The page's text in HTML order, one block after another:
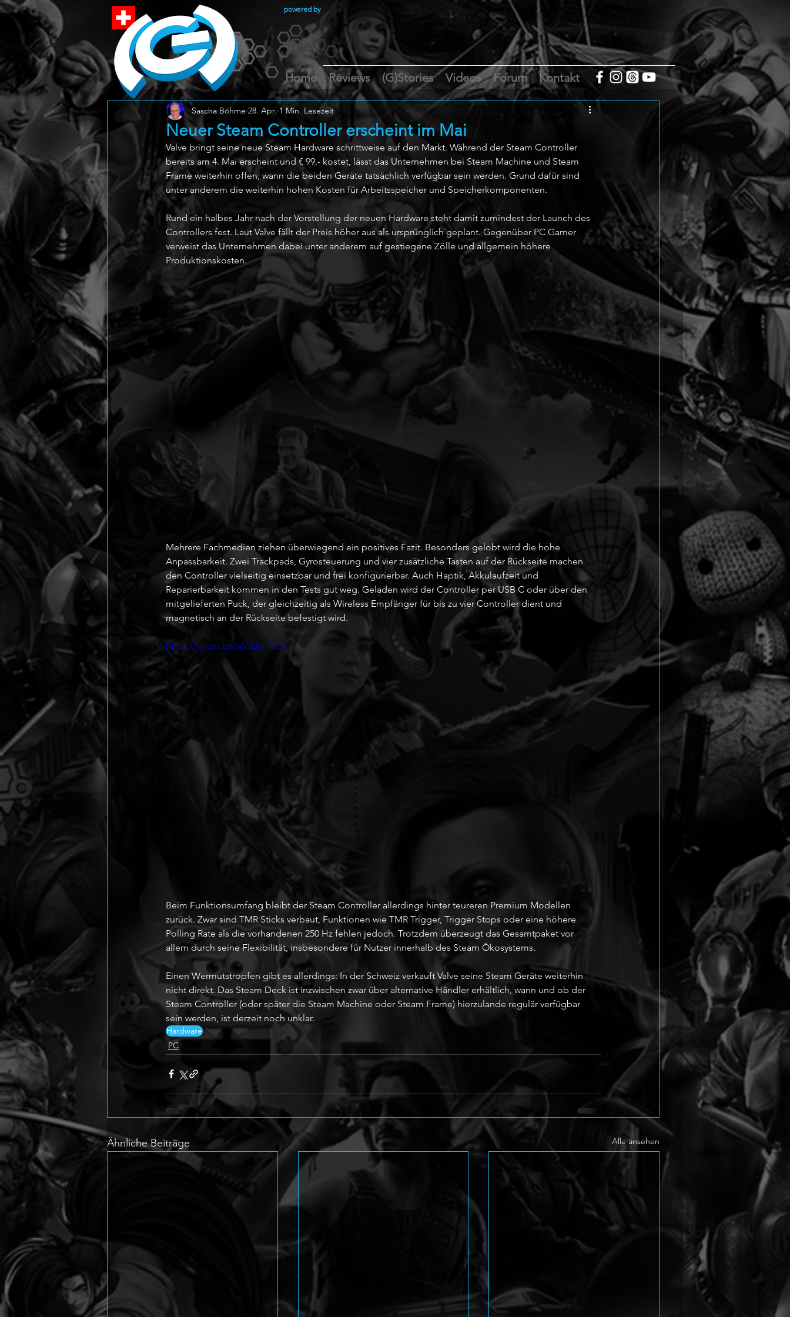
powered by
Home Reviews (G)Stories Videos Forum Kontakt
Neuer Steam Controller erscheint im Mai
Sascha Böhme 28. Apr. 1 Min. Lesezeit
Valve bringt seine neue Steam Hardware schrittweise auf den Markt. Während der Steam Controller
bereits am 4. Mai erscheint und € 99.- kostet, lässt das Unternehmen bei Steam Machine und Steam
Frame weiterhin offen, wann die beiden Geräte tatsächlich verfügbar sein werden. Grund dafür sind
unter anderem die weiterhin hohen Kosten für Arbeitsspeicher und Speicherkomponenten.
Rund ein halbes Jahr nach der Vorstellung der neuen Hardware steht damit zumindest der Launch des
Controllers fest. Laut Valve fällt der Preis höher aus als ursprünglich geplant. Gegenüber PC Gamer
verweist das Unternehmen dabei unter anderem auf gestiegene Zölle und allgemein höhere
Produktionskosten.
Mehrere Fachmedien ziehen überwiegend ein positives Fazit. Besonders gelobt wird die hohe
Anpassbarkeit. Zwei Trackpads, Gyrosteuerung und vier zusätzliche Tasten auf der Rückseite machen
den Controller vielseitig einsetzbar und frei konfigurierbar. Auch Haptik, Akkulaufzeit und
Reparierbarkeit kommen in den Tests gut weg. Geladen wird der Controller per USB C oder über den
mitgelieferten Puck, der gleichzeitig als Wireless Empfänger für bis zu vier Controller dient und
magnetisch an der Rückseite befestigt wird.
https://youtu.be/a55UIaiTE-A
Beim Funktionsumfang bleibt der Steam Controller allerdings hinter teureren Premium Modellen
zurück. Zwar sind TMR Sticks verbaut, Funktionen wie TMR Trigger, Trigger Stops oder eine höhere
Polling Rate als die vorhandenen 250 Hz fehlen jedoch. Trotzdem überzeugt das Gesamtpaket vor
allem durch seine Flexibilität, insbesondere für Nutzer innerhalb des Steam Ökosystems.
Einen Wermutstropfen gibt es allerdings: In der Schweiz verkauft Valve seine Steam Geräte weiterhin
nicht direkt. Das Steam Deck ist inzwischen zwar über alternative Händler erhältlich, wann und ob der
Steam Controller (oder später die Steam Machine oder Steam Frame) hierzulande regulär verfügbar
sein werden, ist derzeit noch unklar.
Hardware
PC
Ähnliche Beiträge Alle ansehen